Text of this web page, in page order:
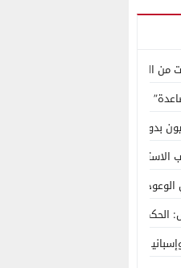
رقمية منظمة حرّضت على اقتحام سبتة
في سوق المعادن الاستراتيجية
بدون ماء؟
على الكفاءة ويمنح الشباب
الفارغة لصناعة الواقع؟
الذاتي هو الأساس الوحيد لحل